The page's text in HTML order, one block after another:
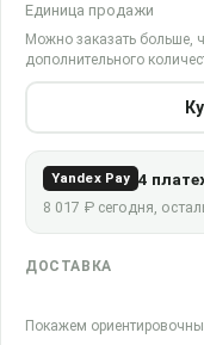
Единица продажи
Можно заказать больше,
дополнительного
Yandex Pay 4
8 017 ₽ сегодня,
ДОСТАВКА
Покажем